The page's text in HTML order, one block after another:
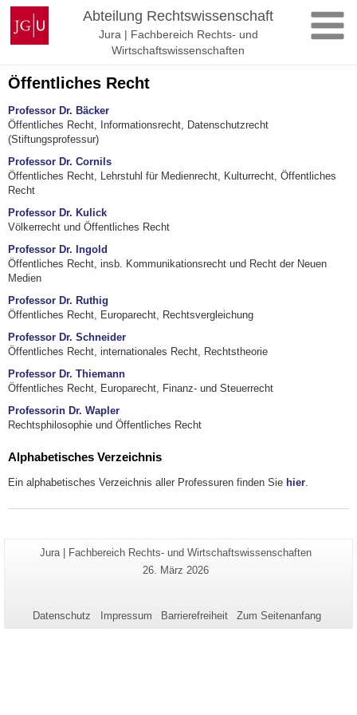
Zum
Inhalt
springen
Johannes
Gutenberg-
Universität
Abteilung Rechtswissenschaft
Jura | Fachbereich Rechts- und
Wirtschaftswissenschaften
Öffentliches Recht
Professor Dr. Bäcker
Öffentliches Recht, Informationsrecht, Datenschutzrecht
(Stiftungsprofessur)
Professor Dr. Cornils
Öffentliches Recht, Lehrstuhl für Medienrecht, Kulturrecht, Öffentliches
Recht
Professor Dr. Kulick
Völkerrecht und Öffentliches Recht
Professor Dr. Ingold
Öffentliches Recht, insb. Kommunikationsrecht und Recht der Neuen
Medien
Professor Dr. Ruthig
Öffentliches Recht, Europarecht, Rechtsvergleichung
Professor Dr. Schneider
Öffentliches Recht, internationales Recht, Rechtstheorie
Professor Dr. Thiemann
Öffentliches Recht, Europarecht, Finanz- und Steuerrecht
Professorin Dr. Wapler
Rechtsphilosophie und Öffentliches Recht
Alphabetisches Verzeichnis
Ein alphabetisches Verzeichnis aller Professuren finden Sie hier
Zusätzliche
Informationen
Seite
Seiten-
Jura | Fachbereich Rechts- und Wirtschaftswissenschaften
Letzte
26. März 2026
Datenschutz Impressum Barrierefreiheit Zum Seitenanfang